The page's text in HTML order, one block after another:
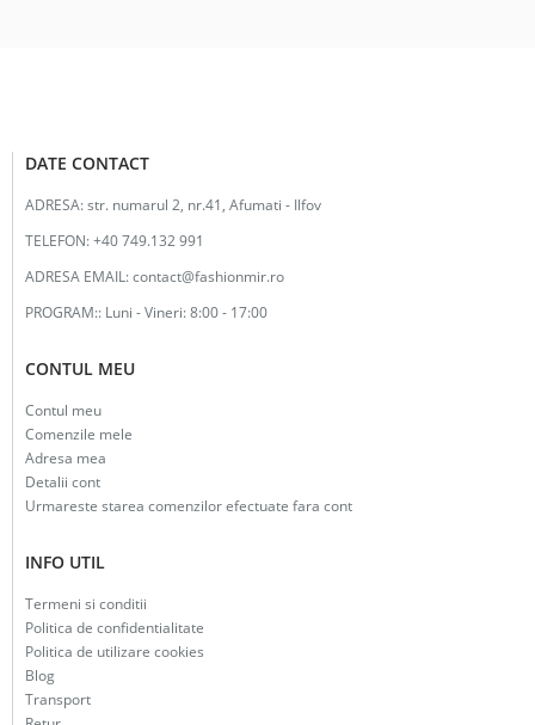
DATE CONTACT
ADRESA:str. numarul 2, nr.41, Afumati - Ilfov
TELEFON:+40 749.132 991
ADRESA EMAIL:contact@fashionmir.ro
PROGRAM:: Luni - Vineri: 8:00 - 17:00
CONTUL MEU
Contul meu
Comenzile mele
Adresa mea
Detalii cont
Urmareste starea comenzilor efectuate fara cont
INFO UTIL
Termeni si conditii
Politica de confidentialitate
Politica de utilizare cookies
Blog
Transport